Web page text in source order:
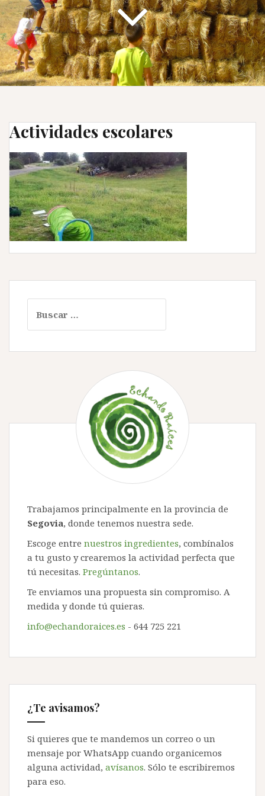
Actividades escolares
Trabajamos principalmente en la provincia de
Segovia, donde tenemos nuestra sede.
Escoge entre nuestros ingredientes, combínalos
a tu gusto y crearemos la actividad perfecta que
tú necesitas. Pregúntanos.
Te enviamos una propuesta sin compromiso. A
medida y donde tú quieras.
info@echandoraices.es - 644 725 221
¿Te avisamos?
Si quieres que te mandemos un correo o un
mensaje por WhatsApp cuando organicemos
alguna actividad, avísanos. Sólo te escribiremos
para eso.